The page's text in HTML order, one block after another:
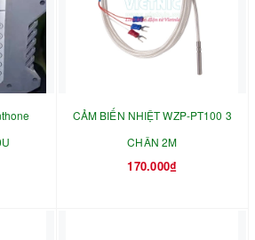
CẢM BIẾN NHIỆT WZP-PT100 3
CHÂN 2M
170.000₫